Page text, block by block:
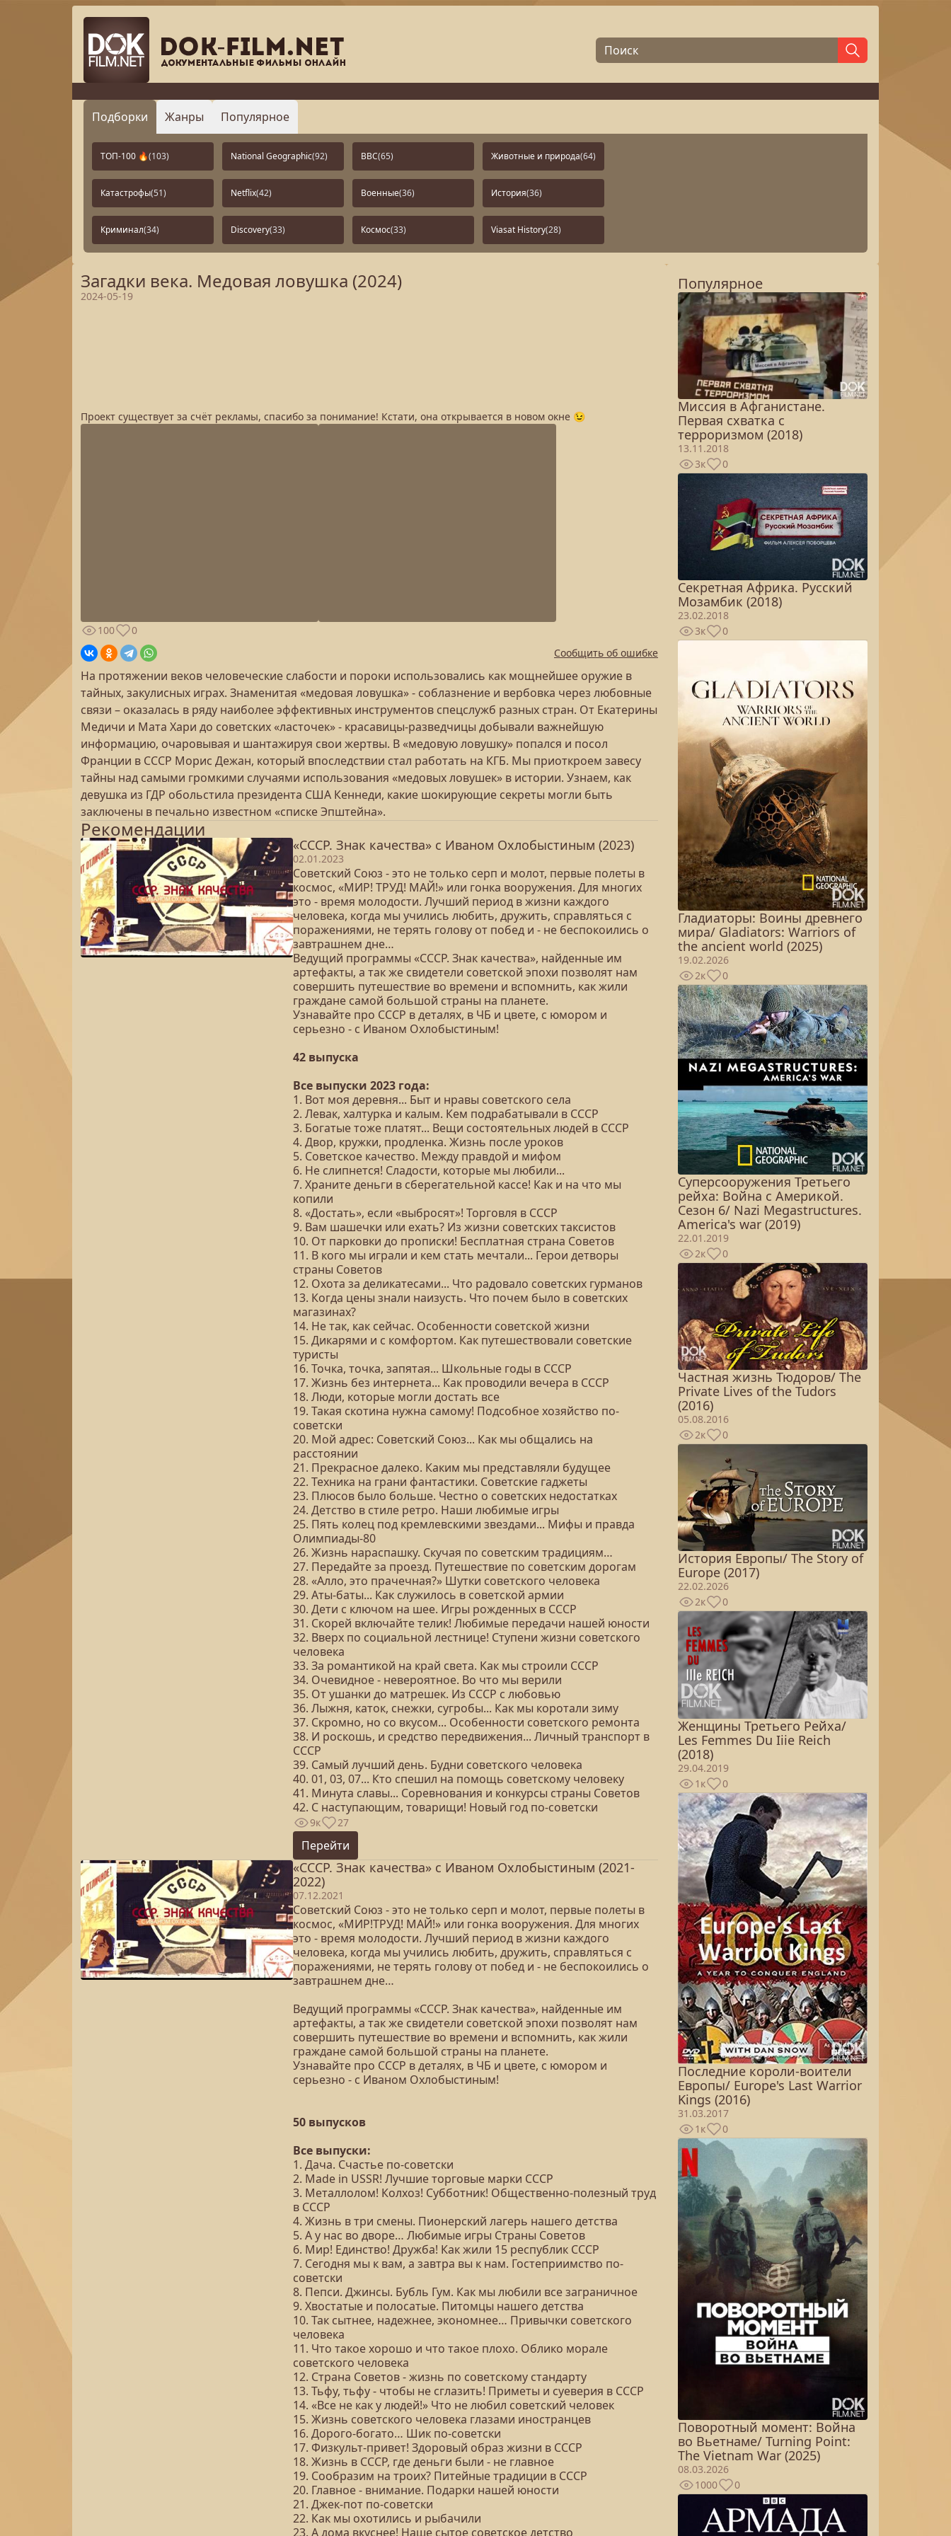
Подборки Жанры Популярное
ТОП-100 🔥(103) National Geographic(92) BBC(65) Животные и природа(64)
Катастрофы(51) Netflix(42) Военные(36) История(36)
Криминал(34) Discovery(33) Космос(33) Viasat History(28)
Загадки века. Медовая ловушка (2024)
2024-05-19
Проект существует за счёт рекламы, спасибо за понимание! Кстати, она открывается в новом окне 😉
100
0
Сообщить об ошибке
На протяжении веков человеческие слабости и пороки использовались как мощнейшее оружие в
тайных, закулисных играх. Знаменитая «медовая ловушка» - соблазнение и вербовка через любовные
связи – оказалась в ряду наиболее эффективных инструментов спецслужб разных стран. От Екатерины
Медичи и Мата Хари до советских «ласточек» - красавицы-разведчицы добывали важнейшую
информацию, очаровывая и шантажируя свои жертвы. В «медовую ловушку» попался и посол
Франции в СССР Морис Дежан, который впоследствии стал работать на КГБ. Мы приоткроем завесу
тайны над самыми громкими случаями использования «медовых ловушек» в истории. Узнаем, как
девушка из ГДР обольстила президента США Кеннеди, какие шокирующие секреты могли быть
заключены в печально известном «списке Эпштейна».
Рекомендации
«СССР. Знак качества» с Иваном Охлобыстиным (2023)
02.01.2023
Советский Союз - это не только серп и молот, первые полеты в
космос, «МИР! ТРУД! МАЙ!» или гонка вооружения. Для многих
это - время молодости. Лучший период в жизни каждого
человека, когда мы учились любить, дружить, справляться с
поражениями, не терять голову от побед и - не беспокоились о
завтрашнем дне…
Ведущий программы «СССР. Знак качества», найденные им
артефакты, а так же свидетели советской эпохи позволят нам
совершить путешествие во времени и вспомнить, как жили
граждане самой большой страны на планете.
Узнавайте про СССР в деталях, в ЧБ и цвете, с юмором и
серьезно - с Иваном Охлобыстиным!
42 выпуска
Все выпуски 2023 года:
1. Вот моя деревня... Быт и нравы советского села
2. Левак, халтурка и калым. Кем подрабатывали в СССР
3. Богатые тоже платят... Вещи состоятельных людей в СССР
4. Двор, кружки, продленка. Жизнь после уроков
5. Советское качество. Между правдой и мифом
6. Не слипнется! Сладости, которые мы любили...
7. Храните деньги в сберегательной кассе! Как и на что мы
копили
8. «Достать», если «выбросят»! Торговля в СССР
9. Вам шашечки или ехать? Из жизни советских таксистов
10. От парковки до прописки! Бесплатная страна Советов
11. В кого мы играли и кем стать мечтали... Герои детворы
страны Советов
12. Охота за деликатесами... Что радовало советских гурманов
13. Когда цены знали наизусть. Что почем было в советских
магазинах?
14. Не так, как сейчас. Особенности советской жизни
15. Дикарями и с комфортом. Как путешествовали советские
туристы
16. Точка, точка, запятая... Школьные годы в СССР
17. Жизнь без интернета... Как проводили вечера в СССР
18. Люди, которые могли достать все
19. Такая скотина нужна самому! Подсобное хозяйство по-
советски
20. Мой адрес: Советский Союз... Как мы общались на
расстоянии
21. Прекрасное далеко. Каким мы представляли будущее
22. Техника на грани фантастики. Советские гаджеты
23. Плюсов было больше. Честно о советских недостатках
24. Детство в стиле ретро. Наши любимые игры
25. Пять колец под кремлевскими звездами... Мифы и правда
Олимпиады-80
26. Жизнь нараспашку. Скучая по советским традициям…
27. Передайте за проезд. Путешествие по советским дорогам
28. «Алло, это прачечная?» Шутки советского человека
29. Аты-баты... Как служилось в советской армии
30. Дети с ключом на шее. Игры рожденных в СССР
31. Скорей включайте телик! Любимые передачи нашей юности
32. Вверх по социальной лестнице! Ступени жизни советского
человека
33. За романтикой на край света. Как мы строили СССР
34. Очевидное - невероятное. Во что мы верили
35. От ушанки до матрешек. Из СССР с любовью
36. Лыжня, каток, снежки, сугробы... Как мы коротали зиму
37. Скромно, но со вкусом... Особенности советского ремонта
38. И роскошь, и средство передвижения... Личный транспорт в
СССР
39. Самый лучший день. Будни советского человека
40. 01, 03, 07... Кто спешил на помощь советскому человеку
41. Минута славы... Соревнования и конкурсы страны Советов
42. С наступающим, товарищи! Новый год по-советски
9к 27
Перейти
«СССР. Знак качества» с Иваном Охлобыстиным (2021-
2022)
07.12.2021
Советский Союз - это не только серп и молот, первые полеты в
космос, «МИР!ТРУД! МАЙ!» или гонка вооружения. Для многих
это - время молодости. Лучший период в жизни каждого
человека, когда мы учились любить, дружить, справляться с
поражениями, не терять голову от побед и - не беспокоились о
завтрашнем дне…
Ведущий программы «СССР. Знак качества», найденные им
артефакты, а так же свидетели советской эпохи позволят нам
совершить путешествие во времени и вспомнить, как жили
граждане самой большой страны на планете.
Узнавайте про СССР в деталях, в ЧБ и цвете, с юмором и
серьезно - с Иваном Охлобыстиным!
50 выпусков
Все выпуски:
1. Дача. Счастье по-советски
2. Made in USSR! Лучшие торговые марки СССР
3. Металлолом! Колхоз! Субботник! Общественно-полезный труд
в СССР
4. Жизнь в три смены. Пионерский лагерь нашего детства
5. А у нас во дворе… Любимые игры Страны Советов
6. Мир! Единство! Дружба! Как жили 15 республик СССР
7. Сегодня мы к вам, а завтра вы к нам. Гостеприимство по-
советски
8. Пепси. Джинсы. Бубль Гум. Как мы любили все заграничное
9. Хвостатые и полосатые. Питомцы нашего детства
10. Так сытнее, надежнее, экономнее… Привычки советского
человека
11. Что такое хорошо и что такое плохо. Облико морале
советского человека
12. Страна Советов - жизнь по советскому стандарту
13. Тьфу, тьфу - чтобы не сглазить! Приметы и суеверия в СССР
14. «Все не как у людей!» Что не любил советский человек
15. Жизнь советского человека глазами иностранцев
16. Дорого-богато… Шик по-советски
17. Физкульт-привет! Здоровый образ жизни в СССР
18. Жизнь в СССР, где деньги были - не главное
19. Сообразим на троих? Питейные традиции в СССР
20. Главное - внимание. Подарки нашей юности
21. Джек-пот по-советски
22. Как мы охотились и рыбачили
23. А дома вкуснее! Наше сытое советское детство
Популярное
Миссия в Афганистане.
Первая схватка с
терроризмом (2018)
13.11.2018
3к
0
Секретная Африка. Русский
Мозамбик (2018)
23.02.2018
3к
0
Гладиаторы: Воины древнего
мира/ Gladiators: Warriors of
the ancient world (2025)
19.02.2026
2к
0
Суперсооружения Третьего
рейха: Война с Америкой.
Сезон 6/ Nazi Megastructures.
America's war (2019)
22.01.2019
2к
0
Частная жизнь Тюдоров/ The
Private Lives of the Tudors
(2016)
05.08.2016
2к
0
История Европы/ The Story of
Europe (2017)
22.02.2026
2к
0
Женщины Третьего Рейха/
Les Femmes Du Iiie Reich
(2018)
29.04.2019
1к
0
Последние короли-воители
Европы/ Europe's Last Warrior
Kings (2016)
31.03.2017
1к
0
Поворотный момент: Война
во Вьетнаме/ Turning Point:
The Vietnam War (2025)
08.03.2026
1000
0